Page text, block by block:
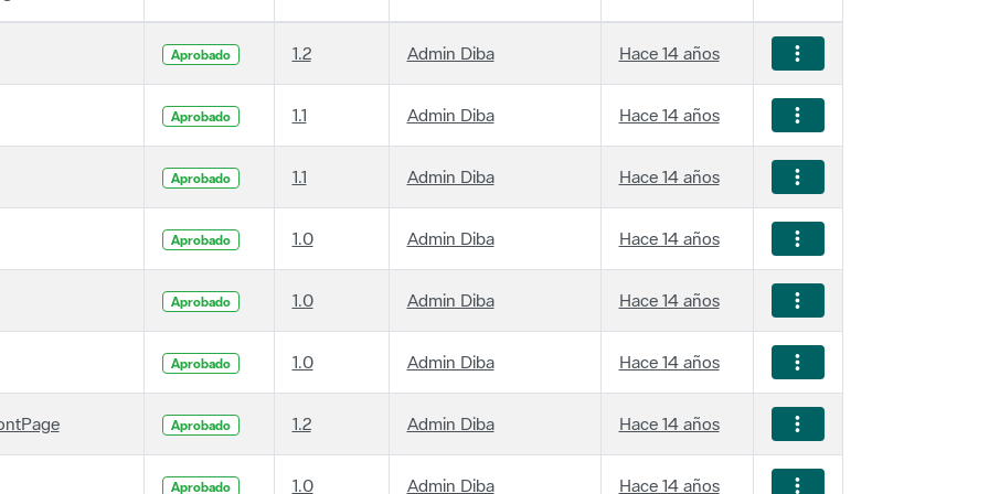
1.2 Admin Diba Hace 14 años
Aprobado 1.1 Admin Diba Hace 14 años
1.1 Admin Diba Hace 14 años
Aprobado 1.0 Admin Diba Hace 14 años
1.0 Admin Diba Hace 14 años
Aprobado 1.0 Admin Diba Hace 14 años
1.2 Admin Diba Hace 14 años
Aprobado 1.0 Admin Diba Hace 14 años